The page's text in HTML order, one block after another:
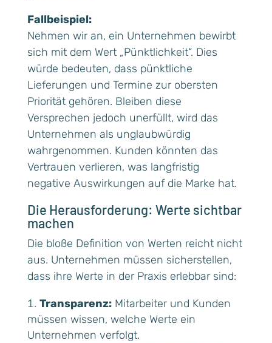
Fallbeispiel:
Nehmen wir an, ein Unternehmen bewirbt
sich mit dem Wert „Pünktlichkeit“. Dies
würde bedeuten, dass pünktliche
Lieferungen und Termine zur obersten
Priorität gehören. Bleiben diese
Versprechen jedoch unerfüllt, wird das
Unternehmen als unglaubwürdig
wahrgenommen. Kunden könnten das
Vertrauen verlieren, was langfristig
negative Auswirkungen auf die Marke hat.
Die Herausforderung: Werte sichtbar
machen
Die bloße Definition von Werten reicht nicht
aus. Unternehmen müssen sicherstellen,
dass ihre Werte in der Praxis erlebbar sind:
Transparenz:Mitarbeiter und Kunden
müssen wissen, welche Werte ein
Unternehmen verfolgt.